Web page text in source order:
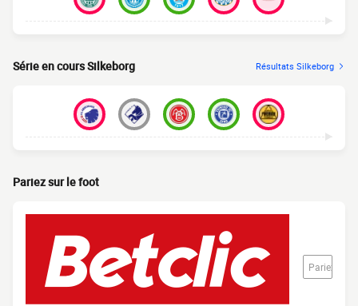
Série en cours Silkeborg Résultats Silkeborg
Pariez sur le foot
Pariez